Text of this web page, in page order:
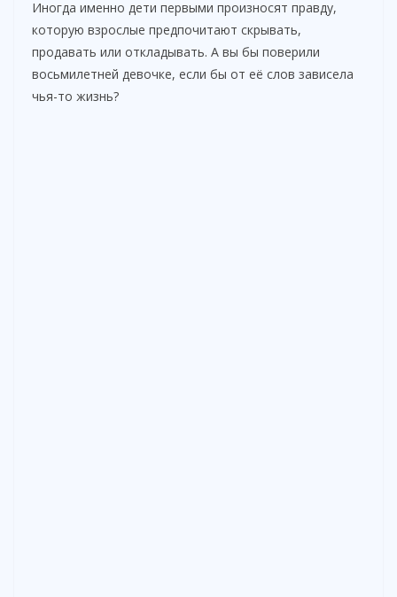
Иногда именно дети первыми произносят правду,
которую взрослые предпочитают скрывать,
продавать или откладывать. А вы бы поверили
восьмилетней девочке, если бы от её слов зависела
чья-то жизнь?